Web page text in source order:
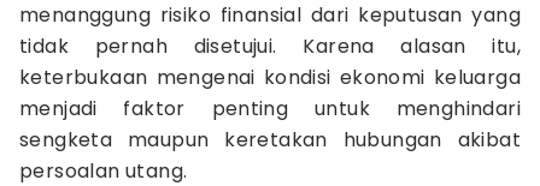
menanggung risiko finansial dari keputusan yang
tidak pernah disetujui. Karena alasan itu,
keterbukaan mengenai kondisi ekonomi keluarga
menjadi faktor penting untuk menghindari
sengketa maupun keretakan hubungan akibat
persoalan utang.